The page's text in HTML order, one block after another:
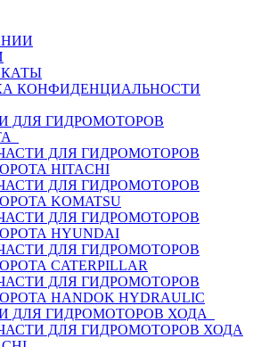
КОНФИДЕНЦИАЛЬНОСТИ
ДЛЯ ГИДРОМОТОРОВ
ДЛЯ ГИДРОМОТОРОВ
HITACHI
ДЛЯ ГИДРОМОТОРОВ
KOMATSU
ДЛЯ ГИДРОМОТОРОВ
HYUNDAI
ДЛЯ ГИДРОМОТОРОВ
CATERPILLAR
ДЛЯ ГИДРОМОТОРОВ
HANDOK HYDRAULIC
ДЛЯ ГИДРОМОТОРОВ ХОДА
ДЛЯ ГИДРОМОТОРОВ ХОДА